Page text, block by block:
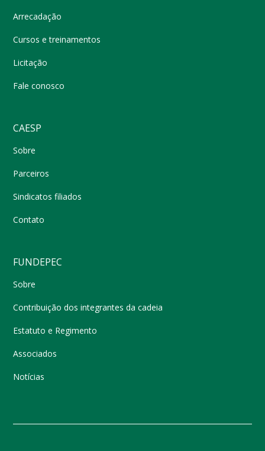
Arrecadação
Cursos e treinamentos
Licitação
Fale conosco
CAESP
Sobre
Parceiros
Sindicatos filiados
Contato
FUNDEPEC
Sobre
Contribuição dos integrantes da cadeia
Estatuto e Regimento
Associados
Notícias